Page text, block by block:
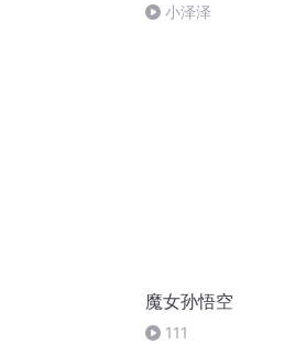
小泽泽
魔女孙悟空
111